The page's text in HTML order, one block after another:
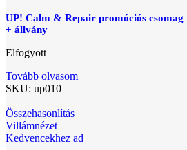
UP! Calm & Repair promóciós csomag
+ állvány
Elfogyott
Tovább olvasom
SKU: up010
Összehasonlítás
Villámnézet
Kedvencekhez ad